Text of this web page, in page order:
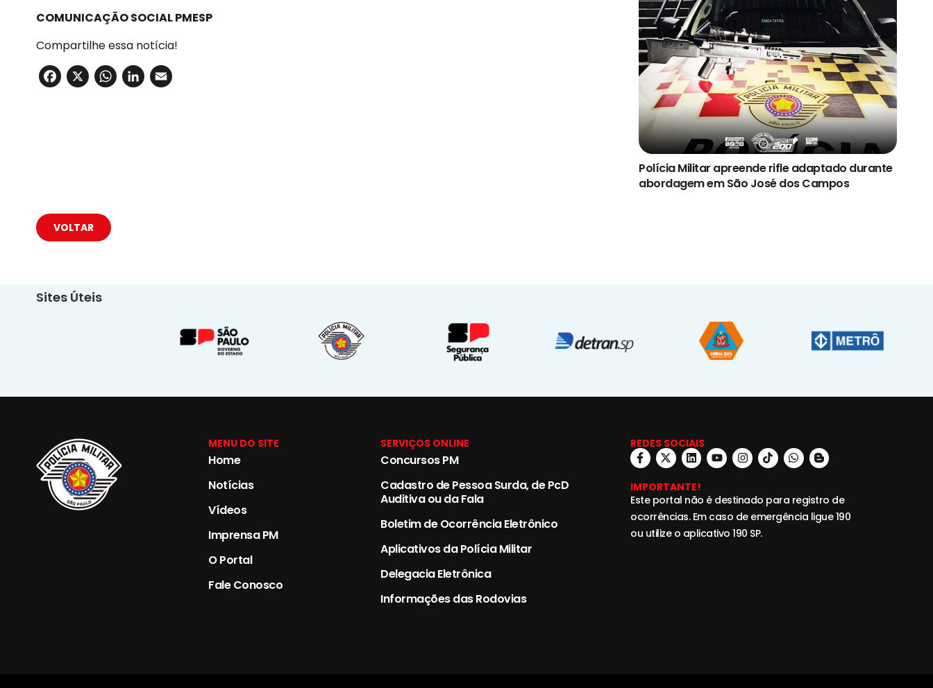
COMUNICAÇÃO SOCIAL PMESP
Compartilhe essa notícia!
Facebook
X WhatsApp
LinkedIn
Polícia Militar apreende rifle adaptado durante
abordagem em São José dos Campos
VOLTAR
Sites Úteis
MENU DO SITE
Home
Notícias
Vídeos
Imprensa PM
O Portal
Fale Conosco
SERVIÇOS ONLINE
Concursos PM
Cadastro de Pessoa Surda, de PcD
Auditiva ou da Fala
Boletim de Ocorrência Eletrônico
Aplicativos da Polícia Militar
Delegacia Eletrônica
Informações das Rodovias
REDES SOCIAIS
IMPORTANTE!
Este portal não é destinado para registro de
ocorrências. Em caso de emergência ligue 190
ou utilize o aplicativo 190 SP.